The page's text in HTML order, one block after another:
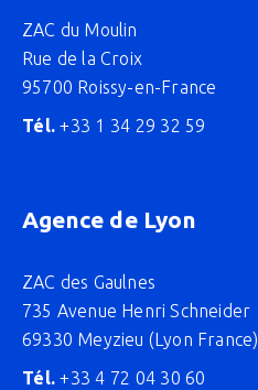
ZAC du Moulin
Rue de la Croix
95700 Roissy-en-France
Tél. +33 1 34 29 32 59
Agence de Lyon
ZAC des Gaulnes
735 Avenue Henri Schneider
69330 Meyzieu (Lyon France)
Tél. +33 4 72 04 30 60